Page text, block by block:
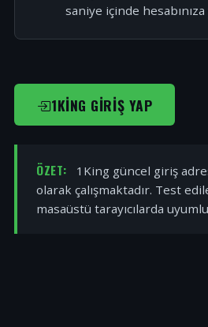
saniye içinde
1KING GIRIŞ YAP
ÖZET:
1King güncel giriş
olarak çalışmaktadır. Test
masaüstü tarayıcılarda